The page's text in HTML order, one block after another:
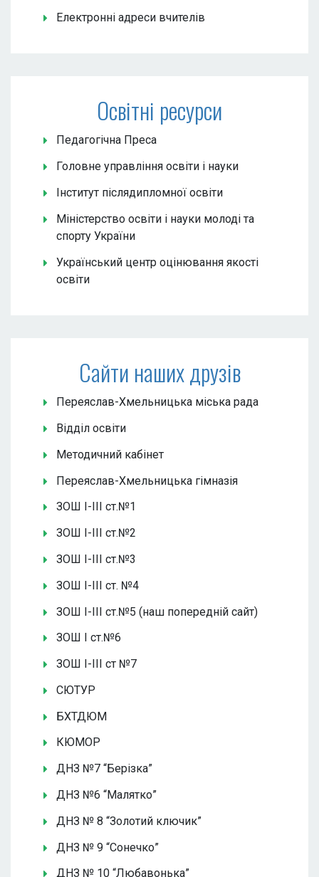
Електронні адреси вчителів
Освітні ресурси
Педагогічна Преса
Головне управління освіти і науки
Інститут післядипломної освіти
Міністерство освіти і науки молоді та
спорту України
Український центр оцінювання якості
освіти
Сайти наших друзів
Переяслав-Хмельницька міська рада
Відділ освіти
Методичний кабінет
Переяслав-Хмельницька гімназія
ЗОШ І-ІІІ ст.№1
ЗОШ І-ІІІ ст.№2
ЗОШ І-ІІІ ст.№3
ЗОШ І-ІІІ ст. №4
ЗОШ І-ІІІ ст.№5 (наш попередній сайт)
ЗОШ І ст.№6
ЗОШ І-ІІІ ст №7
СЮТУР
БХТДЮМ
КЮМОР
ДНЗ №7 “Берізка”
ДНЗ №6 “Малятко”
ДНЗ № 8 “Золотий ключик”
ДНЗ № 9 “Сонечко”
ДНЗ № 10 “Любавонька”